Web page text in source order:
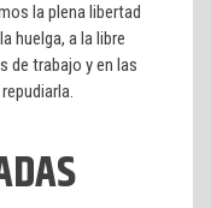
la plena libertad
huelga, a la libre
de trabajo y en las